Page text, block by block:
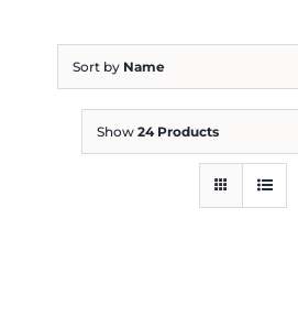
Sort by Name
Show 24 Products